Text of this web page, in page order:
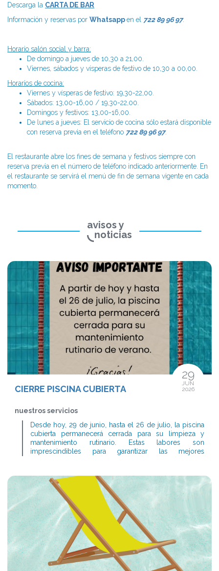
Descarga la CARTA DE BAR
Información y reservas por Whatsappen el 722 89 96 97.
Horario salón social y barra:
De domingo a jueves de 10,30 a 21,00.
Viernes, sábados y vísperas de festivo de 10,30 a 00,00.
Horarios de cocina:
Viernes y vísperas de festivo: 19,30-22,00.
Sábados: 13,00-16,00 / 19,30-22,00.
Domingos y festivos: 13,00-16,00.
De lunes a jueves: El servicio de cocina sólo estará disponible
con reserva previa en el teléfono 722 89 96 97.
El restaurante abre los fines de semana y festivos siempre con
reserva previa en el número de teléfono indicado anteriormente. En
el restaurante se servirá el menú de fin de semana vigente en cada
momento.
avisos y
noticias
CIERRE PISCINA CUBIERTA
nuestros servicios
29
JUN
2026
Desde hoy, 29 de junio, hasta el 26 de julio, la piscina
cubierta permanecerá cerrada para su limpieza y
mantenimiento rutinario. Estas labores son
imprescindibles para garantizar las mejores
Asimismo, quedarán cerrados los vestuarios de la
piscina cubierta y solo estarán habilitados los baños
destinados a personas con movilidad reducida.
Agradecemos a todos los socios y socias vuestra
comprensión y colaboración.